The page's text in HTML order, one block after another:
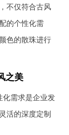
不仅符合古风
的个性化需
色的散珠进行
之美
化需求是企业发
活的深度定制